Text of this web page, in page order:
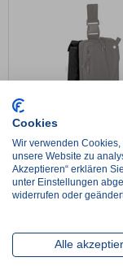
Spraydosentasche für
Cookies
Wir verwenden
unsere Website zu
Akzeptieren“ erklären
unter Einstellungen
widerrufen oder
Alle